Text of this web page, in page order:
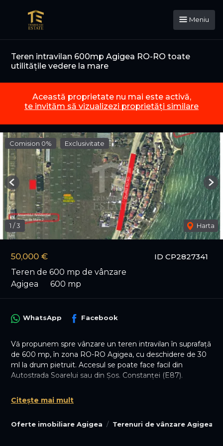
Meniu
Teren intravilan 600mp Agigea RO-RO toate
utilitățile vedere la mare
Această proprietate nu mai este activă,
te invităm să vizualizezi proprietăți similare
ID CP2827341
50,000 €
Teren de 600 mp de vânzare
Agigea
600 mp
Comision 0% Exclusivitate
1 /3 Harta
Previous
Oferte imobiliare Agigea Terenuri de vânzare Agigea
WhatsApp Facebook
Vă propunem spre vânzare un teren intravilan în suprafață
de 600 mp, în zona RO-RO Agigea, cu deschidere de 30
ml la drum pietruit. Accesul se poate face facil din
Autostrada Soarelui sau din Șos. Constanței (E87).
într-o zonă în plină dezvoltare, în imediata apropiere a
minute de mers pe jos.
Citește mai mult